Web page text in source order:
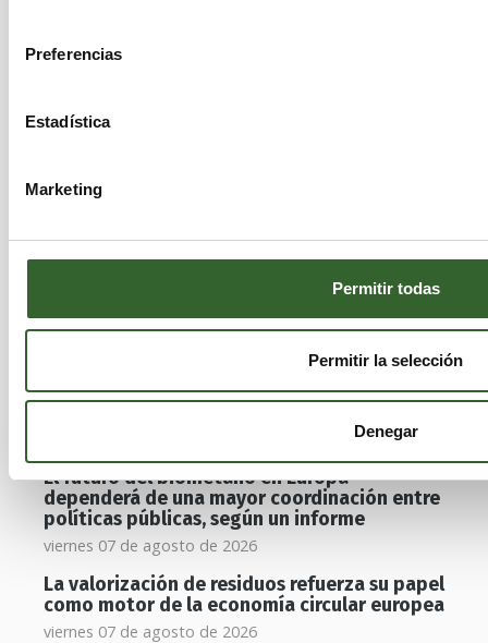
Preferencias
Estadística
Marketing
Permitir todas
Permitir la selección
Denegar
Noticias relacionadas
El packaging alimentario del futuro: más
fibra, más circularidad y nuevos retos
Una tonelada de residuos emerge de una
fosa en los Picos de Europa y revela el
alcance del abandono de residuos en
El futuro del biometano en Europa
dependerá de una mayor coordinación entre
políticas públicas, según un informe
viernes 07 de agosto de 2026
La valorización de residuos refuerza su papel
como motor de la economía circular europea
viernes 07 de agosto de 2026